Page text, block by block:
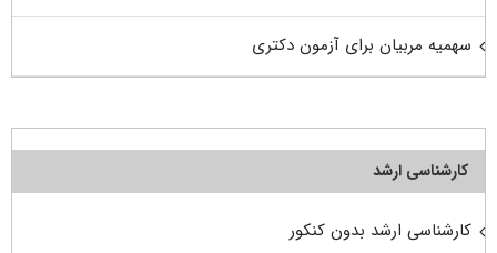
سهمیه مربیان برای آزمون دکتری
کارشناسی ارشد
کارشناسی ارشد بدون کنکور